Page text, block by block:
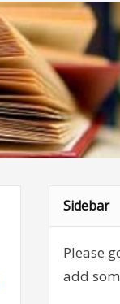
Sidebar
Please
add